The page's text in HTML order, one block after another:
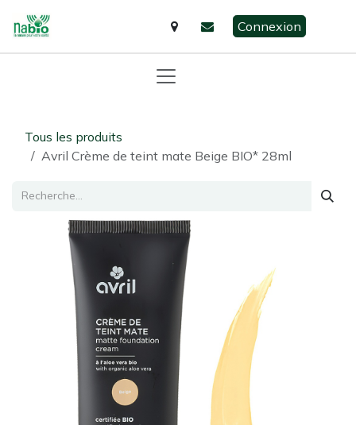
Connexion
Tous les produits
Avril Crème de teint mate Beige BIO* 28ml